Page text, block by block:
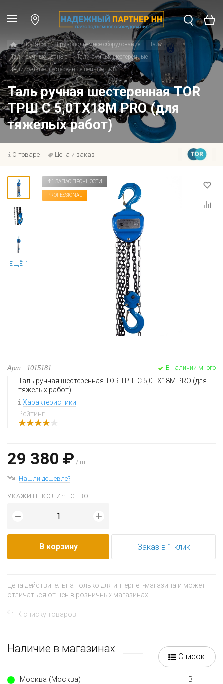
Каталог Грузоподъемное оборудование
Тали
Тали ручные цепные
Тали ручные шестеренные
Тали ручные шестеренные цепные TOR
Таль ручная шестеренная TOR
ТРШ C 5,0ТХ18М PRO (для
тяжелых работ)
О товаре Цена и заказ
ЕЩЁ 1
4:1 ЗАПАС ПРОЧНОСТИ
PROFESSIONAL
Арт.: 1015181 В наличии много
Таль ручная шестеренная TOR ТРШ C 5,0ТХ18М PRO (для
тяжелых работ)
Характеристики
Рейтинг
29 380 ₽ / шт
Нашли дешевле?
УКАЖИТЕ КОЛИЧЕСТВО
− +
В корзину Заказ в 1 клик
Цена действительна только для интернет-магазина и может
отличаться от цен в розничных магазинах.
К списку товаров
Наличие в магазинах
Список
Москва (Москва)
В